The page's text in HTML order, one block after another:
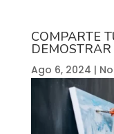
COMPARTE
Ago 6, 2024 |